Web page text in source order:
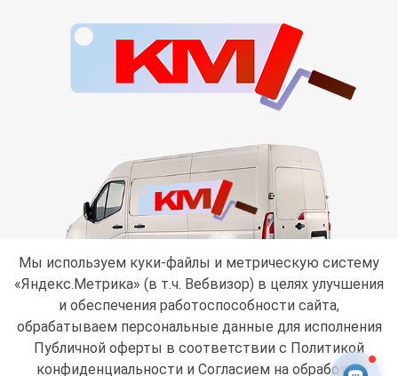
Мы используем куки-файлы и метрическую систему
«Яндекс.Метрика» (в т.ч. Вебвизор) в целях улучшения
и обеспечения работоспособности сайта,
обрабатываем персональные данные для исполнения
Публичной оферты в соответствии с Политикой
конфиденциальностии Согласием на обработку